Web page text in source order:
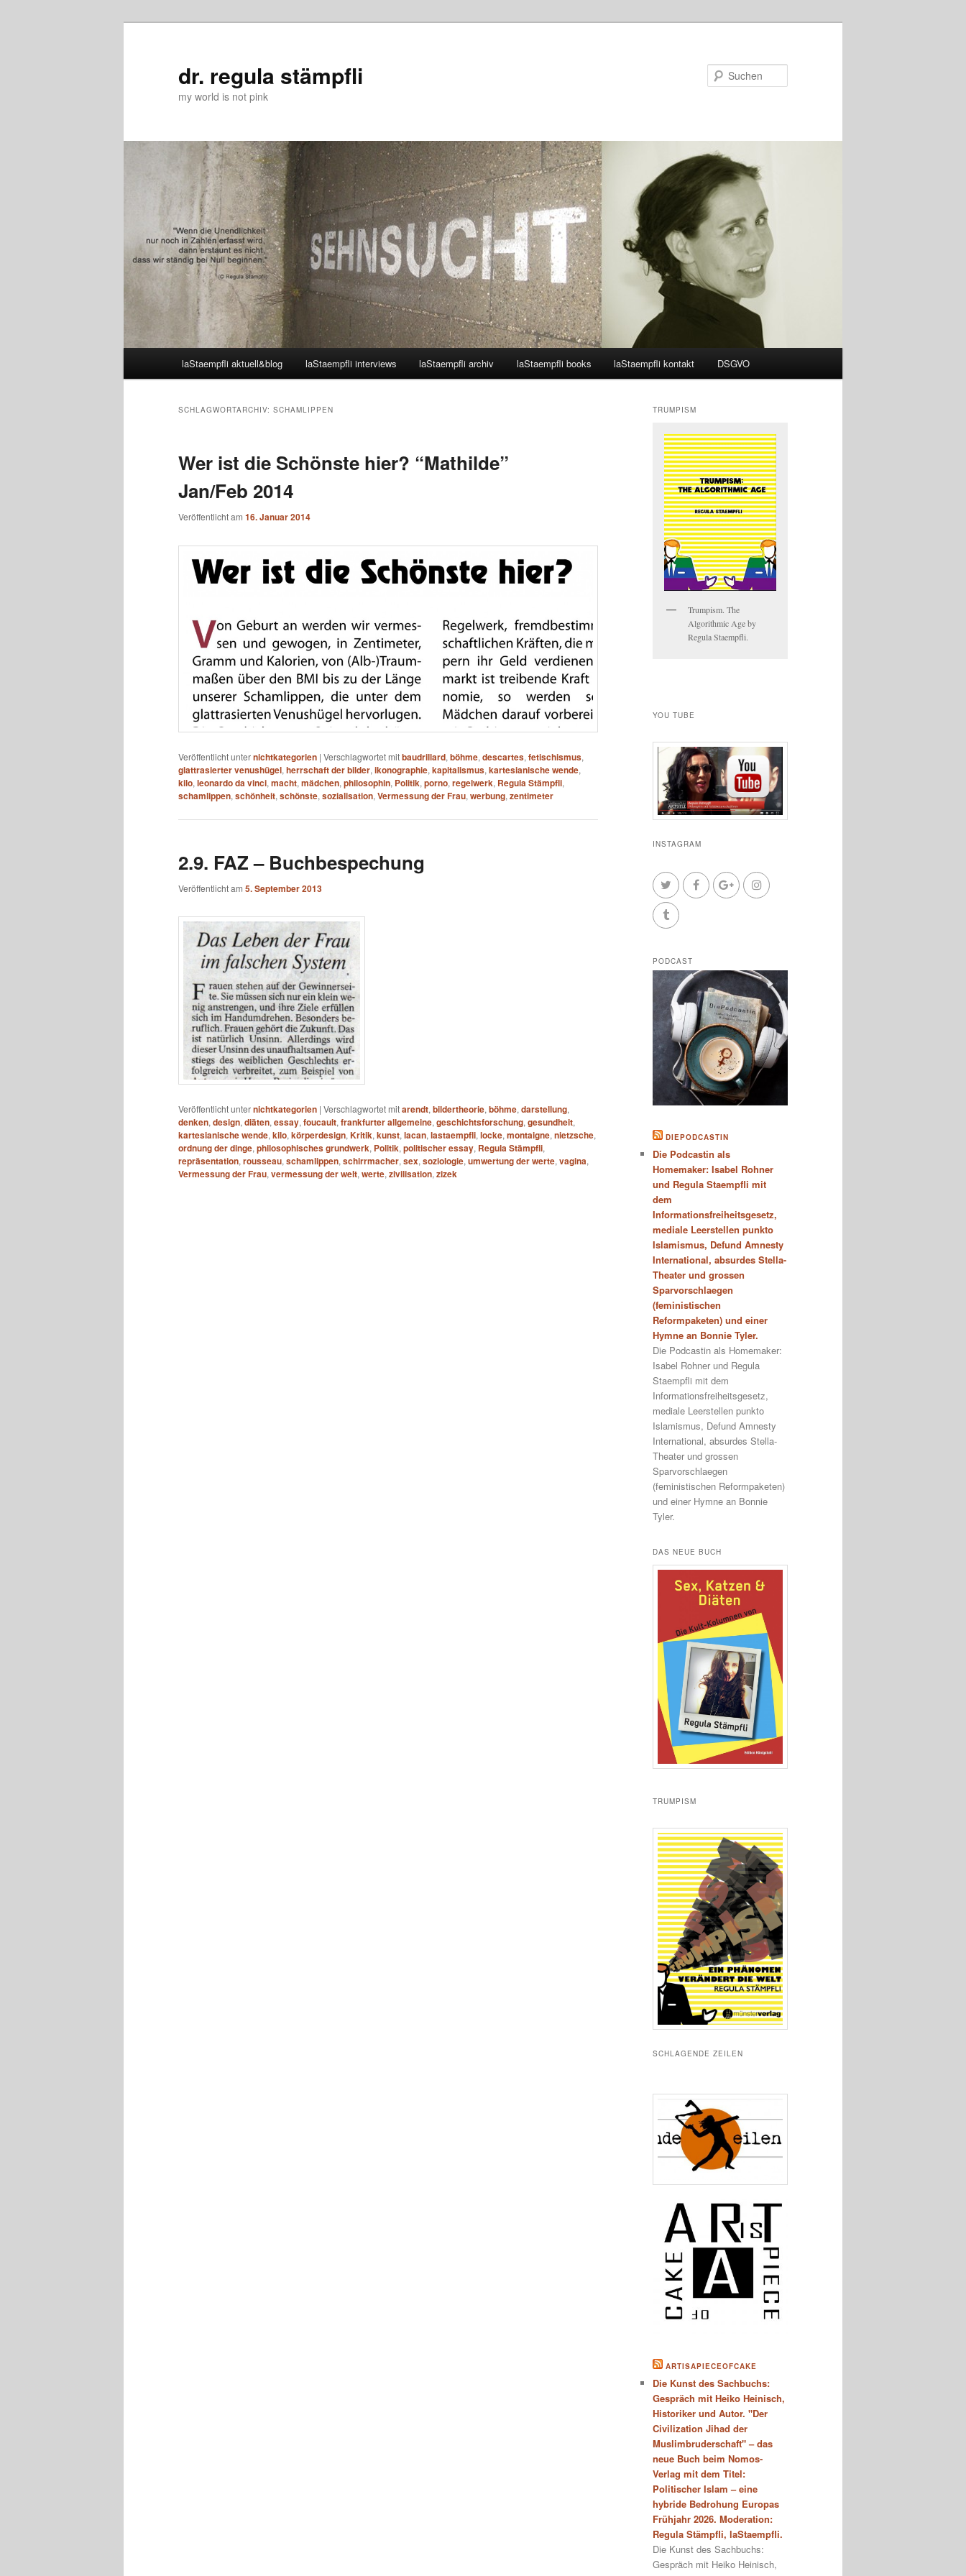
dr. regula stämpfli
my world is not pink
laStaempfli aktuell&blog laStaempfli interviews laStaempfli archiv laStaempfli books laStaempfli kontakt DSGVO
SCHLAGWORTARCHIV: SCHAMLIPPEN
Wer ist die Schönste hier? “Mathilde”
Jan/Feb 2014
Veröffentlicht am 16. Januar 2014
Veröffentlicht unternichtkategorien | Verschlagwortet mitbaudrillard, böhme, descartes, fetischismus,
glattrasierter venushügel, herrschaft der bilder, ikonographie, kapitalismus, kartesianische wende,
kilo, leonardo da vinci, macht, mädchen, philosophin, Politik, porno, regelwerk, Regula Stämpfli,
schamlippen, schönheit, schönste, sozialisation, Vermessung der Frau, werbung, zentimeter
2.9. FAZ – Buchbespechung
Veröffentlicht am 5. September 2013
Veröffentlicht unternichtkategorien | Verschlagwortet mitarendt, bildertheorie, böhme, darstellung,
denken, design, diäten, essay, foucault, frankfurter allgemeine, geschichtsforschung, gesundheit,
kartesianische wende, kilo, körperdesign, Kritik, kunst, lacan, lastaempfli, locke, montaigne, nietzsche,
ordnung der dinge, philosophisches grundwerk, Politik, politischer essay, Regula Stämpfli,
repräsentation, rousseau, schamlippen, schirrmacher, sex, soziologie, umwertung der werte, vagina,
Vermessung der Frau, vermessung der welt, werte, zivilisation, zizek
TRUMPISM
Trumpism. The
Algorithmic Age by
Regula Staempfli.
YOU TUBE
INSTAGRAM
PODCAST
DIEPODCASTIN
Die Podcastin als
Homemaker: Isabel Rohner
und Regula Staempfli mit
dem
Informationsfreiheitsgesetz,
mediale Leerstellen punkto
Islamismus, Defund Amnesty
International, absurdes Stella-
Theater und grossen
Sparvorschlaegen
(feministischen
Reformpaketen) und einer
Hymne an Bonnie Tyler.
Die Podcastin als Homemaker:
Isabel Rohner und Regula
Staempfli mit dem
Informationsfreiheitsgesetz,
mediale Leerstellen punkto
Islamismus, Defund Amnesty
International, absurdes Stella-
Theater und grossen
Sparvorschlaegen
(feministischen Reformpaketen)
und einer Hymne an Bonnie
Tyler.
DAS NEUE BUCH
TRUMPISM
SCHLAGENDE ZEILEN
ARTISAPIECEOFCAKE
Die Kunst des Sachbuchs:
Gespräch mit Heiko Heinisch,
Historiker und Autor. "Der
Civilization Jihad der
Muslimbruderschaft" – das
neue Buch beim Nomos-
Verlag mit dem Titel:
Politischer Islam – eine
hybride Bedrohung Europas
Frühjahr 2026. Moderation:
Regula Stämpfli, laStaempfli.
Die Kunst des Sachbuchs:
Gespräch mit Heiko Heinisch,